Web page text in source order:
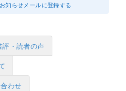
知らせメールに登録する
評・読者の声
わせ